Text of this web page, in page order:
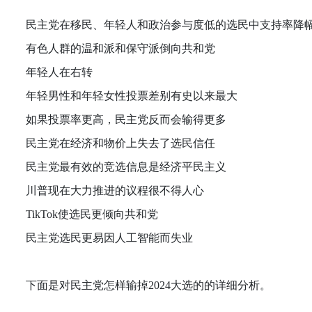
民主党在移民、年轻人和政治参与度低的选民中支持率降
有色人群的温和派和保守派倒向共和党
年轻人在右转
年轻男性和年轻女性投票差别有史以来最大
如果投票率更高，民主党反而会输得更多
民主党在经济和物价上失去了选民信任
民主党最有效的竞选信息是经济平民主义
川普现在大力推进的议程很不得人心
TikTok使选民更倾向共和党
民主党选民更易因人工智能而失业
下面是对民主党怎样输掉2024大选的的详细分析。